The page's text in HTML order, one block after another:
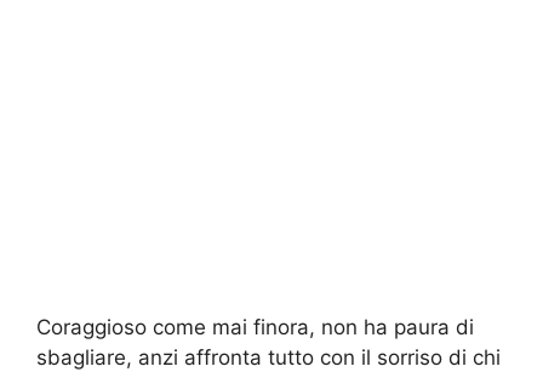
Coraggioso come mai finora, non ha paura di
sbagliare, anzi affronta tutto con il sorriso di chi